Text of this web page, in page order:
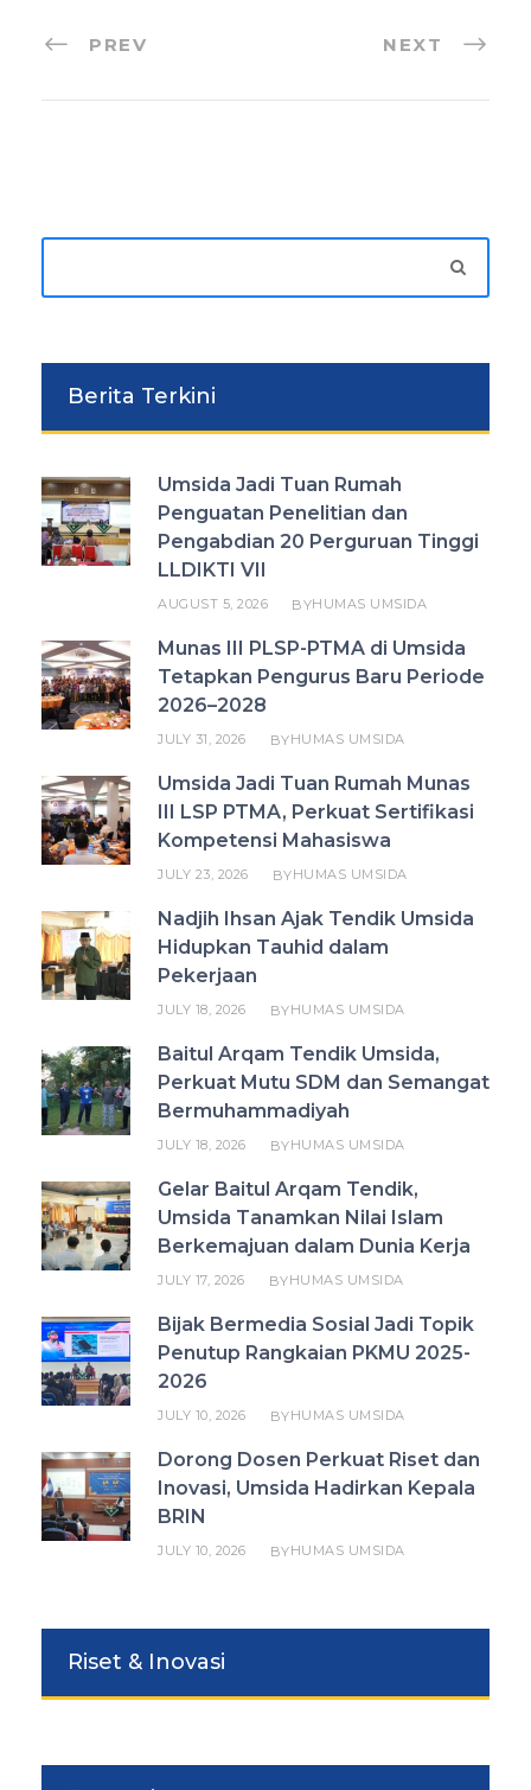
PREV NEXT
Berita Terkini
Umsida Jadi Tuan Rumah
Penguatan Penelitian dan
Pengabdian 20 Perguruan Tinggi
LLDIKTI VII
AUGUST 5, 2026 BYHUMAS UMSIDA
Munas III PLSP-PTMA di Umsida
Tetapkan Pengurus Baru Periode
2026–2028
JULY 31, 2026 BYHUMAS UMSIDA
Umsida Jadi Tuan Rumah Munas
III LSP PTMA, Perkuat Sertifikasi
Kompetensi Mahasiswa
JULY 23, 2026 BYHUMAS UMSIDA
Nadjih Ihsan Ajak Tendik Umsida
Hidupkan Tauhid dalam
Pekerjaan
JULY 18, 2026 BYHUMAS UMSIDA
Baitul Arqam Tendik Umsida,
Perkuat Mutu SDM dan Semangat
Bermuhammadiyah
JULY 18, 2026 BYHUMAS UMSIDA
Gelar Baitul Arqam Tendik,
Umsida Tanamkan Nilai Islam
Berkemajuan dalam Dunia Kerja
JULY 17, 2026 BYHUMAS UMSIDA
Bijak Bermedia Sosial Jadi Topik
Penutup Rangkaian PKMU 2025-
2026
JULY 10, 2026 BYHUMAS UMSIDA
Dorong Dosen Perkuat Riset dan
Inovasi, Umsida Hadirkan Kepala
BRIN
JULY 10, 2026 BYHUMAS UMSIDA
Riset & Inovasi